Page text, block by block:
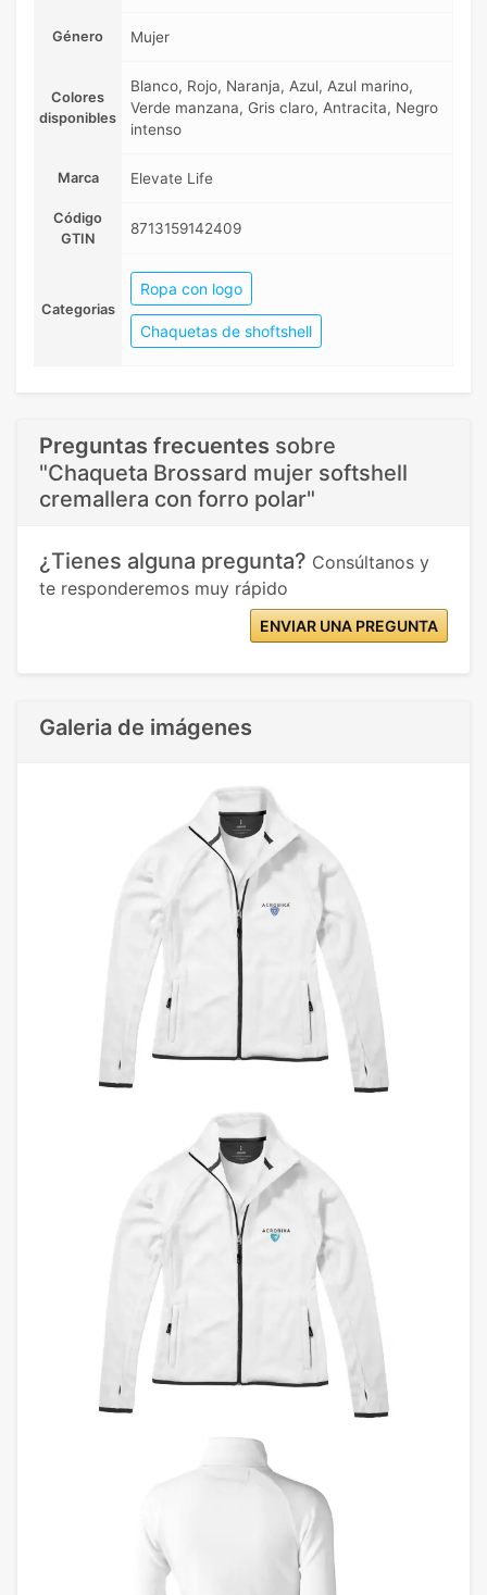
Género Mujer
Colores
disponibles
Blanco, Rojo, Naranja, Azul, Azul marino,
Verde manzana, Gris claro, Antracita, Negro
intenso
Marca Elevate Life
Código
GTIN
8713159142409
Categorias
Ropa con logo
Chaquetas de shoftshell
Preguntas frecuentes sobre
"Chaqueta Brossard mujer softshell
cremallera con forro polar"
¿Tienes alguna pregunta? Consúltanos y
te responderemos muy rápido
ENVIAR UNA PREGUNTA
Galeria de imágenes